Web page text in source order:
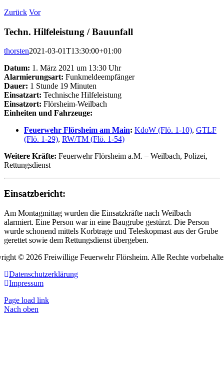
Zurück Vor
Techn. Hilfeleistung / Bauunfall
thorsten2021-03-01T13:30:00+01:00
Datum: 1. März 2021 um 13:30 Uhr
Alarmierungsart: Funkmeldeempfänger
Dauer: 1 Stunde 19 Minuten
Einsatzart: Technische Hilfeleistung
Einsatzort: Flörsheim-Weilbach
Einheiten und Fahrzeuge:
Feuerwehr Flörsheim am Main: KdoW (Flö. 1-10), GTLF
(Flö. 1-29), RW/TM (Flö. 1-54)
Weitere Kräfte: Feuerwehr Flörsheim a.M. – Weilbach, Polizei,
Rettungsdienst
Einsatzbericht:
Am Montagmittag wurden die Einsatzkräfte nach Weilbach
alarmiert. Eine Person war in eine Baugrube gestürzt. Die Person
wurde schonend mittels Korbtrage und Teleskopmast aus der Grube
gerettet sowie dem Rettungsdienst übergeben.
© 2026 Freiwillige Feuerwehr Flörsheim. Alle Rechte
Datenschutzerklärung
Impressum
Page load link
Nach oben